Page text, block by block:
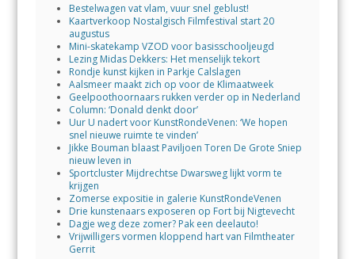
Bestelwagen vat vlam, vuur snel geblust!
Kaartverkoop Nostalgisch Filmfestival start 20
augustus
Mini-skatekamp VZOD voor basisschooljeugd
Lezing Midas Dekkers: Het menselijk tekort
Rondje kunst kijken in Parkje Calslagen
Aalsmeer maakt zich op voor de Klimaatweek
Geelpoothoornaars rukken verder op in Nederland
Column: ‘Donald denkt door’
Uur U nadert voor KunstRondeVenen: ‘We hopen
snel nieuwe ruimte te vinden’
Jikke Bouman blaast Paviljoen Toren De Grote Sniep
nieuw leven in
Sportcluster Mijdrechtse Dwarsweg lijkt vorm te
krijgen
Zomerse expositie in galerie KunstRondeVenen
Drie kunstenaars exposeren op Fort bij Nigtevecht
Dagje weg deze zomer? Pak een deelauto!
Vrijwilligers vormen kloppend hart van Filmtheater
Gerrit